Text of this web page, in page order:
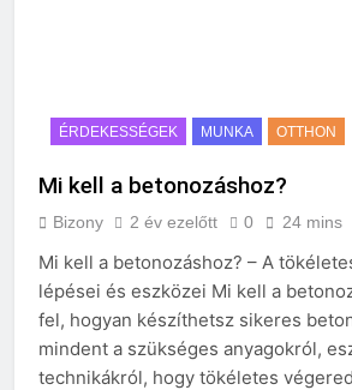
ÉRDEKESSÉGEK MUNKA OTTHON
Mi kell a betonozáshoz?
Bizony 2 év ezelőtt 0 24 mins
Mi kell a betonozáshoz? – A
lépései és eszközei Mi kell a
fel, hogyan készíthetsz sikeres
mindent a szükséges anyagokról,
technikákról, hogy tökéletes